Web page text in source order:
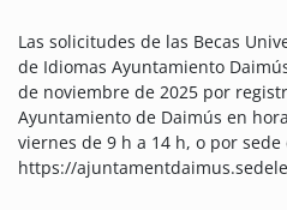
Las solicitudes de las Becas
de Idiomas Ayuntamiento
de noviembre de 2025 por
Ayuntamiento de Daimús en
viernes de 9 h a 14 h, o por sede
https://